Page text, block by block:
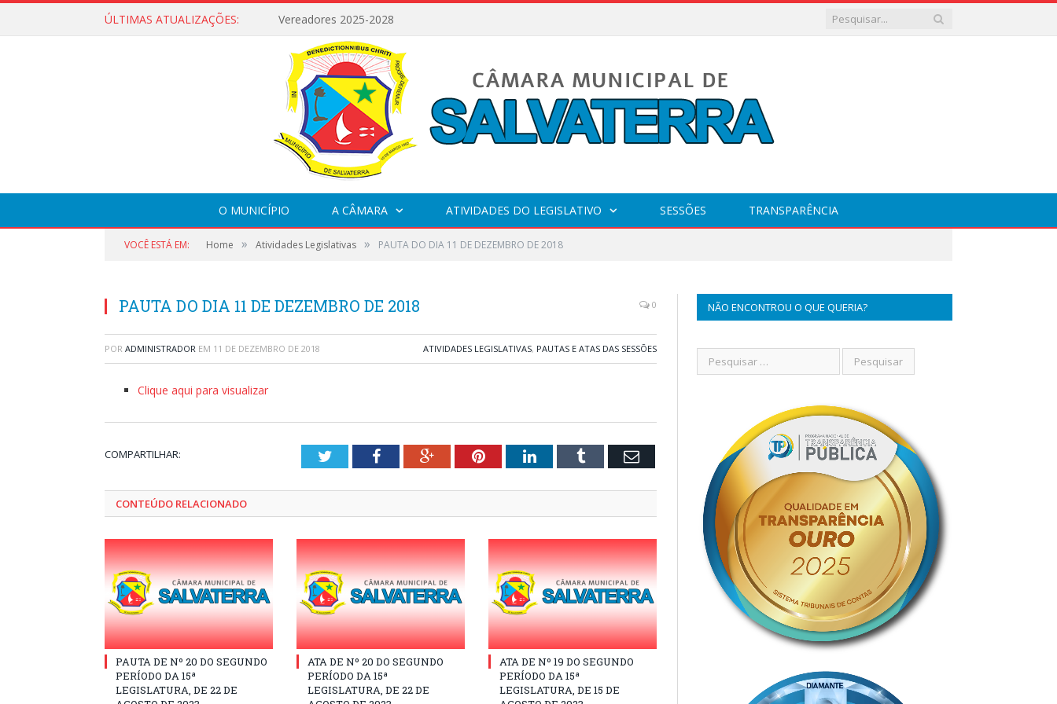
ÚLTIMAS ATUALIZAÇÕES: Vereadores 2025-2028
O MUNICÍPIO A CÂMARA ATIVIDADES DO LEGISLATIVO SESSÕES TRANSPARÊNCIA
VOCÊ ESTÁ EM: Home » Atividades Legislativas » PAUTA DO DIA 11 DE DEZEMBRO DE 2018
PAUTA DO DIA 11 DE DEZEMBRO DE 2018 0
POR ADMINISTRADOR EM 11 DE DEZEMBRO DE 2018 ATIVIDADES LEGISLATIVAS, PAUTAS E ATAS DAS SESSÕES
Clique aqui para visualizar
COMPARTILHAR: TwitterFacebookGoogle+PinterestLinkedInTumblr Email
CONTEÚDO RELACIONADO
PAUTA DE Nº 20 DO SEGUNDO
PERÍODO DA 15ª
LEGISLATURA, DE 22 DE
ATA DE Nº 20 DO SEGUNDO
PERÍODO DA 15ª
LEGISLATURA, DE 22 DE
ATA DE Nº 19 DO SEGUNDO
PERÍODO DA 15ª
LEGISLATURA, DE 15 DE
NÃO ENCONTROU O QUE QUERIA?